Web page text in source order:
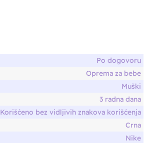
Po dogovoru
Oprema za bebe
Muški
3 radna dana
Korišćeno bez vidljivih znakova korišćenja
Crna
Nike